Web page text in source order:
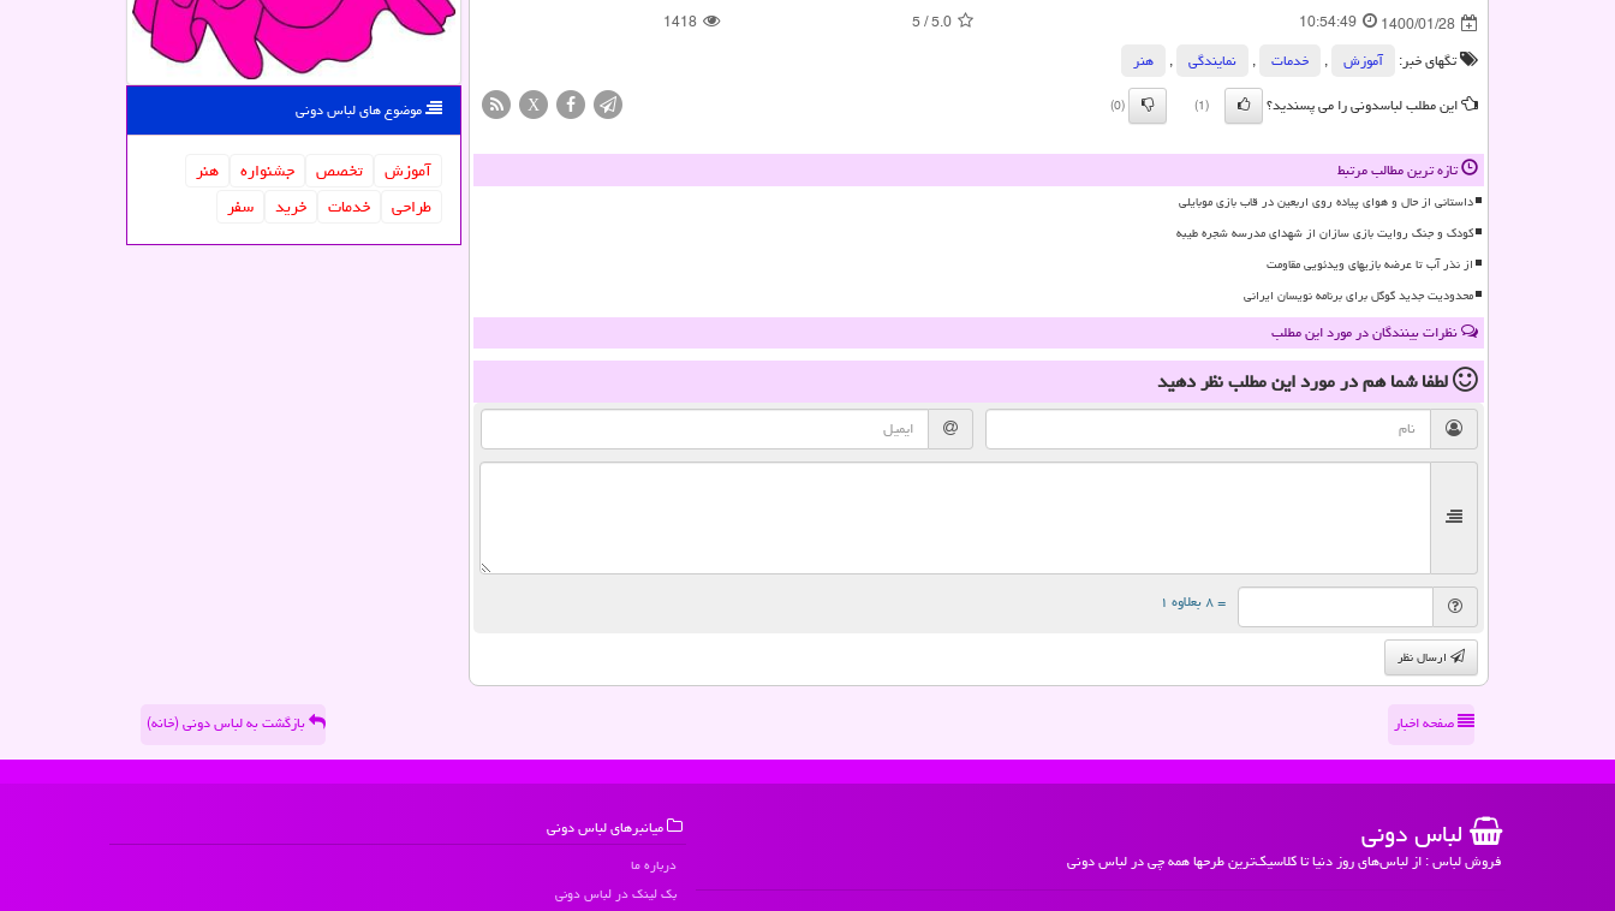
1400/01/28
10:54:49
5.0
/
5
1418
تگهای خبر:
آموزش , خدمات , نمایندگی ,
هنر
این مطلب لباسدونی را می پسندید؟
(1)
(0)
X
تازه ترین مطالب مرتبط
داستانی از حال و هوای پیاده روی اربعین در قاب بازی موبایلی
کودک و جنگ روایت بازی سازان از شهدای مدرسه شجره طیبه
از نذر آب تا عرضه بازیهای ویدئویی مقاومت
محدودیت جدید گوگل برای برنامه نویسان ایرانی
نظرات بینندگان در مورد این مطلب
لطفا شما همدر مورد این مطلبنظر دهید
= ۸ بعلاوه ۱
ارسال نظر
موضوع های لباس دونی
آموزش تخصص جشنواره
هنر
طراحی
خدمات خرید سفر
صفحه اخبار بازگشت به لباس دونی (خانه)
لباس دونی
فروش لباس : از لباس‌های روز دنیا تا کلاسیک‌ترین طرحها همه چی در لباس دونی
میانبرهای لباس دونی
درباره ما
بک لینک در لباس دونی